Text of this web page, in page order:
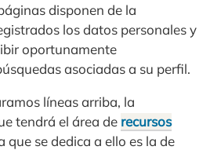
disponen de la
los datos personales y
oportunamente
asociadas a su perfil.
líneas arriba, la
tendrá el área de recursos
que se dedica a ello es la de